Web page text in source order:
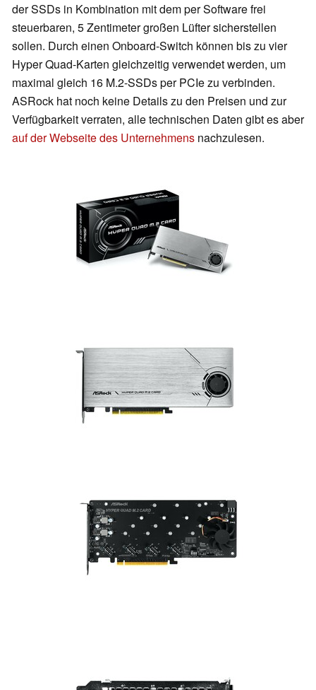
der SSDs in Kombination mit dem per Software frei
steuerbaren, 5 Zentimeter großen Lüfter sicherstellen
sollen. Durch einen Onboard-Switch können bis zu vier
Hyper Quad-Karten gleichzeitig verwendet werden, um
maximal gleich 16 M.2-SSDs per PCIe zu verbinden.
ASRock hat noch keine Details zu den Preisen und zur
Verfügbarkeit verraten, alle technischen Daten gibt es aber
auf der Webseite des Unternehmens nachzulesen.